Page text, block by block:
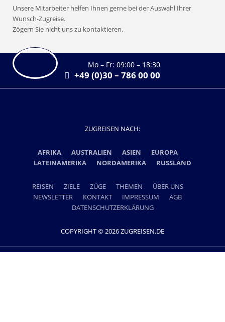
Unsere Mitarbeiter helfen Ihnen gerne bei der Auswahl Ihrer
Wunsch-Zugreise.
Zögern Sie nicht uns zu kontaktieren.
Mo – Fr: 09:00 – 18:30
+49 (0)30 – 786 00 00
ZUGREISEN NACH:
AFRIKA AUSTRALIEN ASIEN
EUROPA
LATEINAMERIKA
NORDAMERIKA RUSSLAND
REISEN ZIELE ZÜGE THEMEN
ÜBER UNS
NEWSLETTER
KONTAKT IMPRESSUM
AGB
DATENSCHUTZERKLÄRUNG
COPYRIGHT © 2026 ZUGREISEN.DE